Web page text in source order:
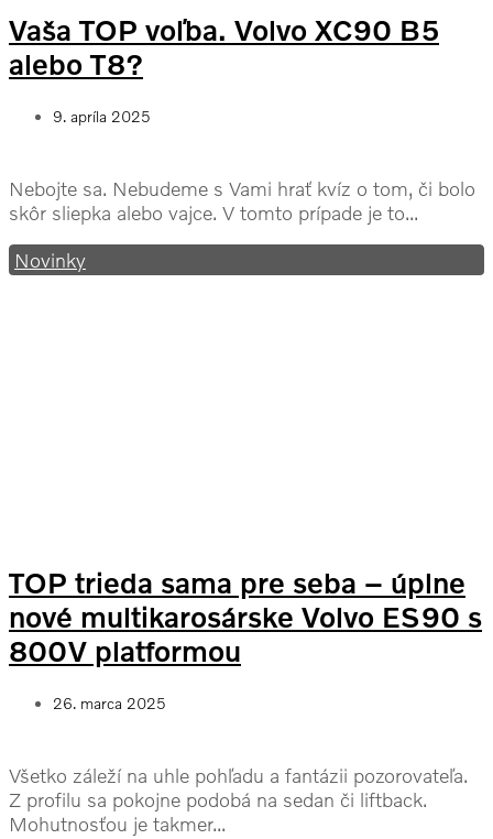
Vaša TOP voľba. Volvo XC90 B5
alebo T8?
9. apríla 2025
Nebojte sa. Nebudeme s Vami hrať kvíz o tom, či bolo
skôr sliepka alebo vajce. V tomto prípade je to...
Novinky
TOP trieda sama pre seba – úplne
nové multikarosárske Volvo ES90 s
800V platformou
26. marca 2025
Všetko záleží na uhle pohľadu a fantázii pozorovateľa.
Z profilu sa pokojne podobá na sedan či liftback.
Mohutnosťou je takmer...